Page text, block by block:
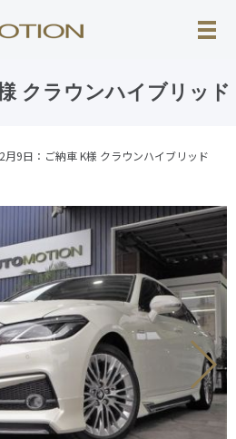
クラウンハイブリッド
2月9日：ご納車 K様 クラウンハイブリッド